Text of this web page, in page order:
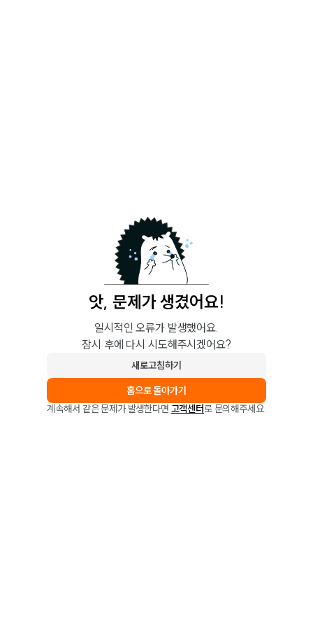
앗, 문제가 생겼어요!
일시적인 오류가 발생했어요.
잠시 후에 다시 시도해주시겠어요?
새로고침하기
홈으로 돌아가기
계속해서 같은 문제가 발생한다면 고객센터로 문의해주세요.